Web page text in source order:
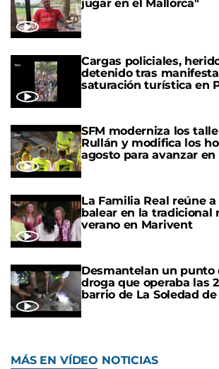
jugar en el Mallorca"
Cargas policiales,
detenido tras
saturación turística en
SFM moderniza los
Rullán y modifica los
agosto para avanzar en
La Familia Real reúne
balear en la tradicional
verano en Marivent
Desmantelan un punto
droga que operaba las
barrio de La Soledad
MÁS EN VÍDEO NOTICIAS